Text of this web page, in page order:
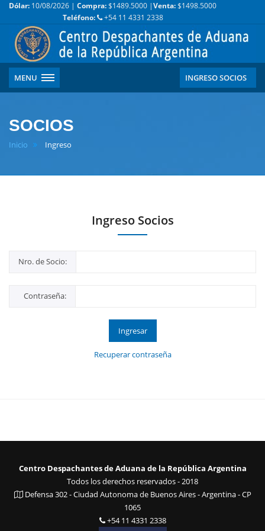
Dólar: 10/08/2026 | Compra:$1489.5000 |Venta:$1498.5000
Teléfono:
+54 11 4331 2338
MENU INGRESO SOCIOS
SOCIOS
Inicio Ingreso
Ingreso Socios
Nro. de Socio:
Contraseña:
Ingresar
Recuperar contraseña
Centro Despachantes de Aduana de la República Argentina
Todos los derechos reservados - 2018
Defensa 302 - Ciudad Autonoma de Buenos Aires - Argentina - CP
1065
+54 11 4331 2338